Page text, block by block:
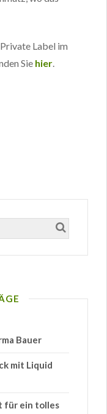
Label im
Sie hier
Bauer
mit Liquid
für ein tolles